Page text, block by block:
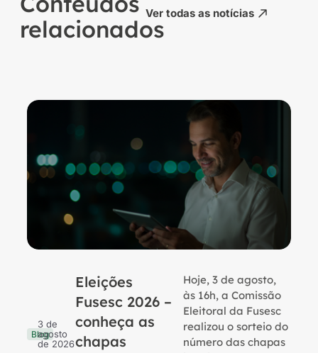
relacionados
Ver todas as notícias
Blog
3 de
agosto
de 2026
Eleições
Fusesc 2026 –
conheça as
chapas
Hoje, 3 de agosto,
às 16h, a Comissão
Eleitoral da Fusesc
realizou o sorteio do
número das chapas